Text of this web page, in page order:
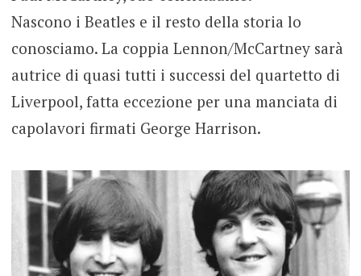
Nascono i Beatles e il resto della storia lo
conosciamo. La coppia Lennon/McCartney sarà
autrice di quasi tutti i successi del quartetto di
Liverpool, fatta eccezione per una manciata di
capolavori firmati George Harrison.